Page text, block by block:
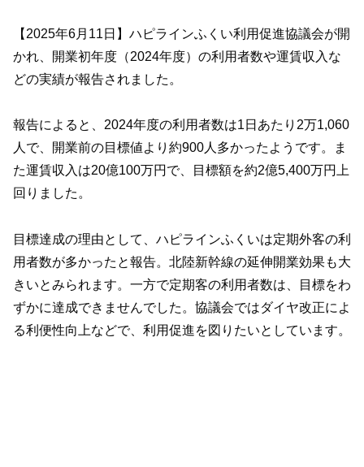
【2025年6月11日】ハピラインふくい利用促進協議会が開
かれ、開業初年度（2024年度）の利用者数や運賃収入な
どの実績が報告されました。
報告によると、2024年度の利用者数は1日あたり2万1,060
人で、開業前の目標値より約900人多かったようです。ま
た運賃収入は20億100万円で、目標額を約2億5,400万円上
回りました。
目標達成の理由として、ハピラインふくいは定期外客の利
用者数が多かったと報告。北陸新幹線の延伸開業効果も大
きいとみられます。一方で定期客の利用者数は、目標をわ
ずかに達成できませんでした。協議会ではダイヤ改正によ
る利便性向上などで、利用促進を図りたいとしています。